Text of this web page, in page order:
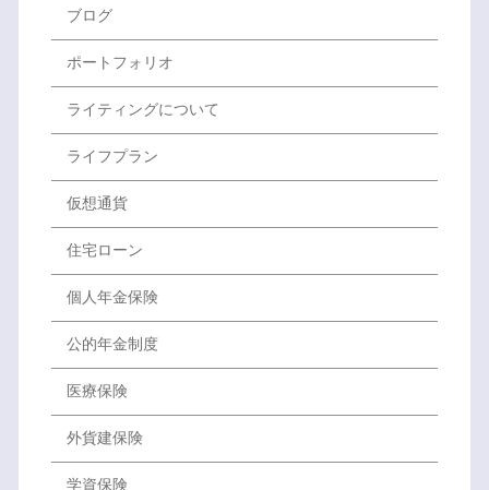
ブログ
ポートフォリオ
ライティングについて
ライフプラン
仮想通貨
住宅ローン
個人年金保険
公的年金制度
医療保険
外貨建保険
学資保険